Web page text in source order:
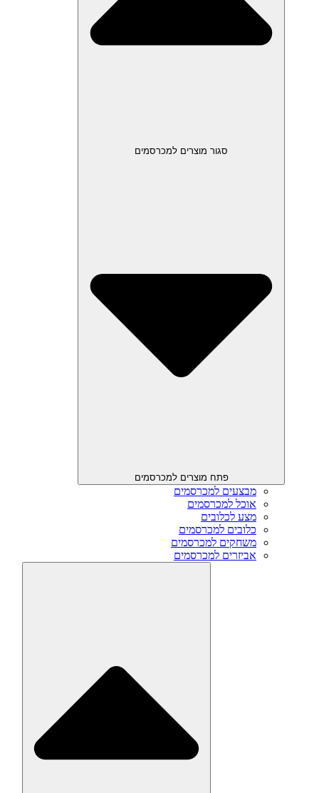
סגור מוצרים למכרסמים
פתח מוצרים למכרסמים
מבצעים למכרסמים
אוכל למכרסמים
מצע לכלובים
כלובים למכרסמים
משחקים למכרסמים
אביזרים למכרסמים